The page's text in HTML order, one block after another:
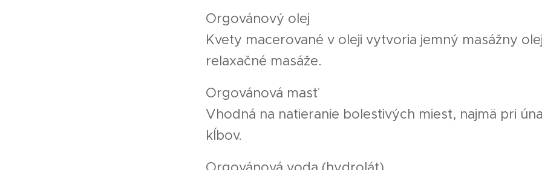
Orgovánový olej
Kvety macerované v oleji vytvoria jemný masážny
relaxačné masáže.
Orgovánová masť
Vhodná na natieranie bolestivých miest, najmä pri
kĺbov.